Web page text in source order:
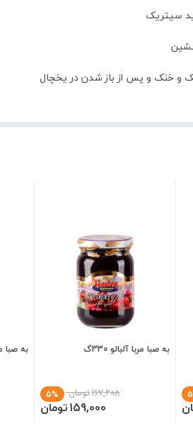
سیتریک
و خنک و پس از باز شدن در یخچال
به صبا مربا آلبالو 330گ
167,208تومان 5%
159,000تومان
به صبا